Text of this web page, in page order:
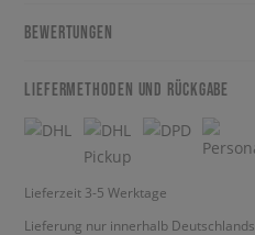
BEWERTUNGEN
LIEFERMETHODEN UND RÜCKGABE
Lieferzeit 3-5 Werktage
Lieferung nur innerhalb Deutschlands